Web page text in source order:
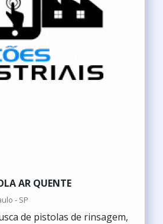
AR QUENTE
- SP
de pistolas de rinsagem,